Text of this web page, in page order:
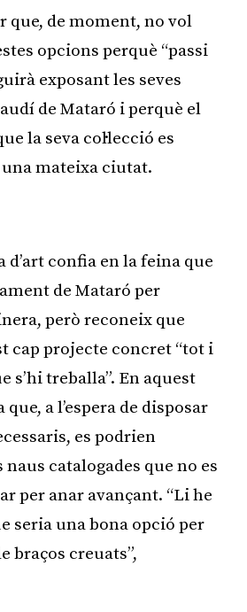
que, de moment, no vol
opcions perquè “passi
exposant les seves
de Mataró i perquè el
la seva col·lecció es
mateixa ciutat.
d’art confia en la feina que
de Mataró per
però reconeix que
cap projecte concret “tot i
s’hi treballa”. En aquest
a l’espera de disposar
es podrien
catalogades que no es
per anar avançant. “Li he
seria una bona opció per
braços creuats”,